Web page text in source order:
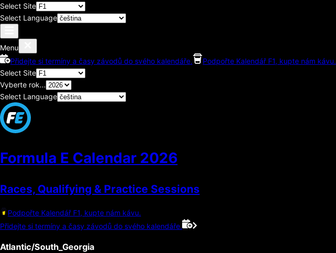
Select Site
Select Language
Menu
Přidejte si termíny a časy závodů do svého kalendáře.
Podpořte Kalendář F1, kupte nám kávu.
Select Site
Vyberte rok...
Select Language
Formula E Calendar 2026
Races, Qualifying & Practice Sessions
Podpořte Kalendář F1, kupte nám kávu.
Přidejte si termíny a časy závodů do svého kalendáře.
Atlantic/South_Georgia